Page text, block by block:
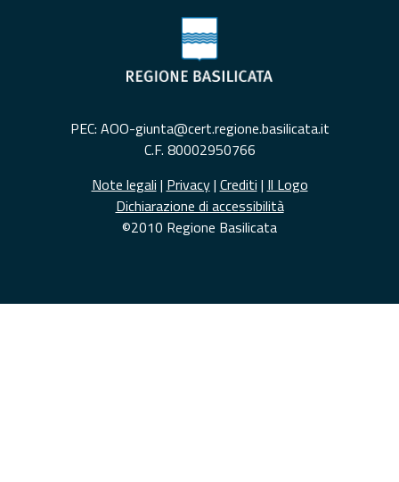
PEC: AOO-giunta@cert.regione.basilicata.it
C.F. 80002950766
Note legali | Privacy| Crediti | Il Logo
Dichiarazione di accessibilità
©2010 Regione Basilicata